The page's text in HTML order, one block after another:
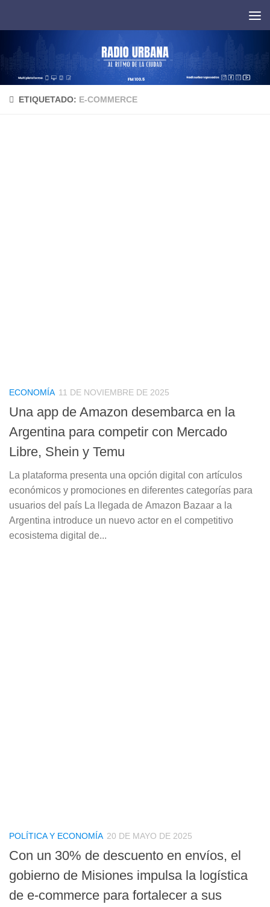
ETIQUETADO: E-COMMERCE
ECONOMÍA 11 DE NOVIEMBRE DE 2025
Una app de Amazon desembarca en la
Argentina para competir con Mercado
Libre, Shein y Temu
La plataforma presenta una opción digital con artículos
económicos y promociones en diferentes categorías para
usuarios del país La llegada de Amazon Bazaar a la
Argentina introduce un nuevo actor en el competitivo
ecosistema digital de...
POLÍTICA Y ECONOMÍA 20 DE MAYO DE 2025
Con un 30% de descuento en envíos, el
gobierno de Misiones impulsa la logística
de e-commerce para fortalecer a sus